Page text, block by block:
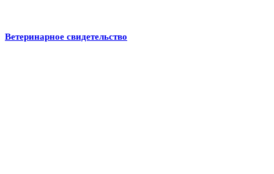
Ветеринарное свидетельство